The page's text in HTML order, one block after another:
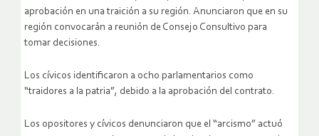
aprobación en una traición a su región. Anunciaron que en su
región convocarán a reunión de Consejo Consultivo para
tomar decisiones.
Los cívicos identificaron a ocho parlamentarios como
“traidores a la patria”, debido a la aprobación del contrato.
Los opositores y cívicos denunciaron que el “arcismo” actuó